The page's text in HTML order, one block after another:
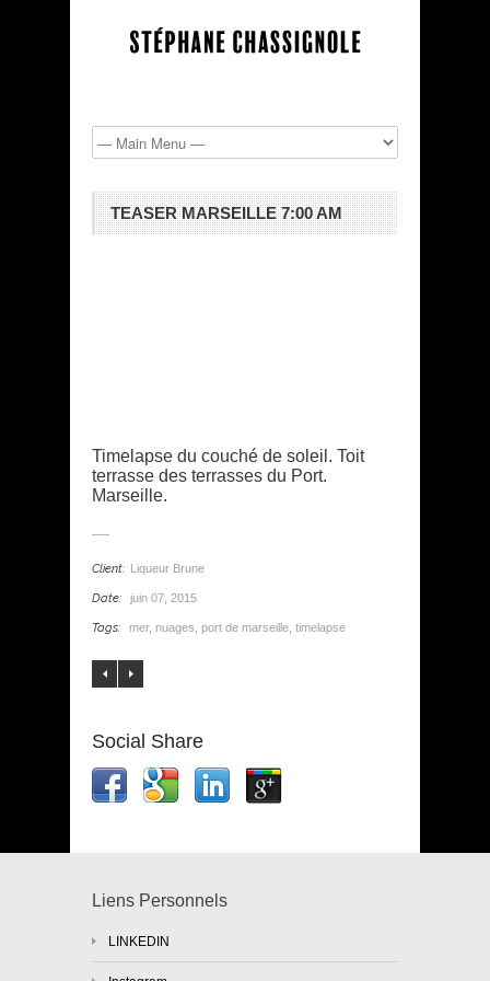
TEASER MARSEILLE 7:00 AM
Timelapse du couché de soleil. Toit
terrasse des terrasses du Port.
Marseille.
Client: Liqueur Brune
Date: juin 07, 2015
Tags: mer, nuages port de marseille timelapse
Social Share
Liens Personnels
LINKEDIN